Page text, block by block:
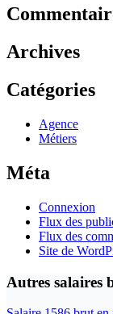
résultat
Archives
Catégories
Agence
Métiers
Méta
Connexion
Flux des
Flux des
Site de
Autres salaires